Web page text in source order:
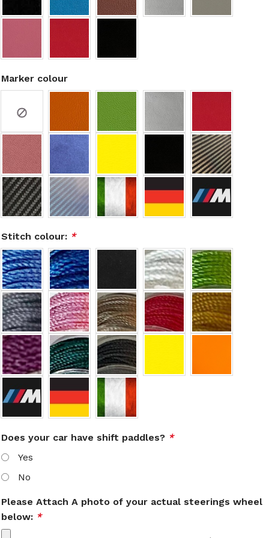
Marker colour
Stitch colour: *
Does your car have shift paddles? *
Yes
No
Please Attach A photo of your actual steerings wheel
below: *